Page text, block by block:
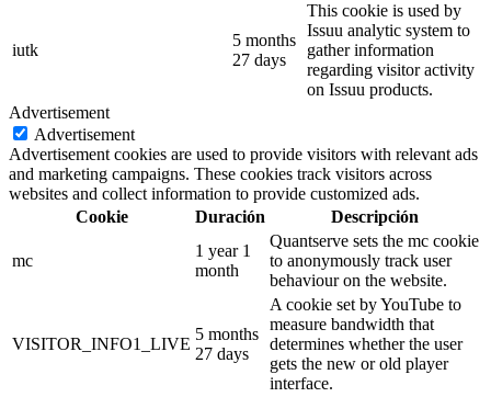
iutk
5 months
27 days
This cookie is used by
Issuu analytic system to
gather information
regarding visitor activity
on Issuu products.
Advertisement
Advertisement
Advertisement cookies are used to provide visitors with relevant ads
and marketing campaigns. These cookies track visitors across
websites and collect information to provide customized ads.
Cookie
Duración Descripción
mc
1 year 1
month
Quantserve sets the mc cookie
to anonymously track user
behaviour on the website.
VISITOR_INFO1_LIVE
5 months
27 days
A cookie set by YouTube to
measure bandwidth that
determines whether the user
gets the new or old player
interface.